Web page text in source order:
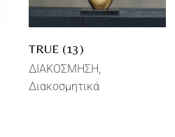
TRUE (13)
ΔΙΑΚΟΣΜΗΣΗ
Διακοσμητικά